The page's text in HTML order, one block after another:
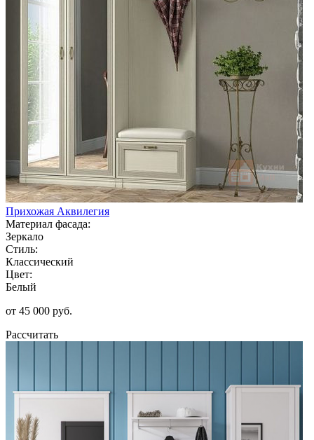
Прихожая Аквилегия
Материал фасада:
Зеркало
Стиль:
Классический
Цвет:
Белый
от 45 000 руб.
Рассчитать